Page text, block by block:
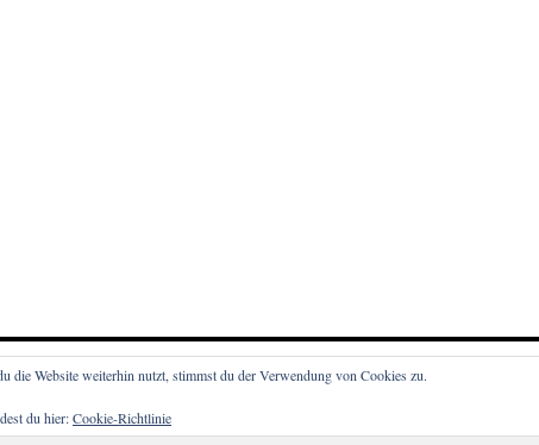
die Website weiterhin nutzt, stimmst du der Verwendung von Cookies zu.
du hier:Cookie-Richtlinie